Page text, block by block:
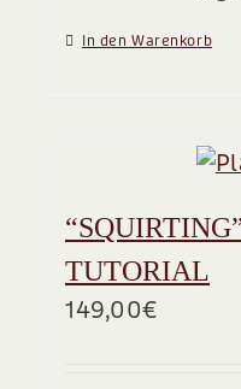
In den Warenkorb
TUTORIAL
149,00€